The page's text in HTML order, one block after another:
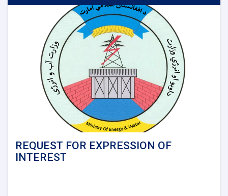
Gusfandi
Districts
of
Sar-
e-
Pul
Province,
Afghanistan
REQUEST FOR EXPRESSION OF
INTEREST